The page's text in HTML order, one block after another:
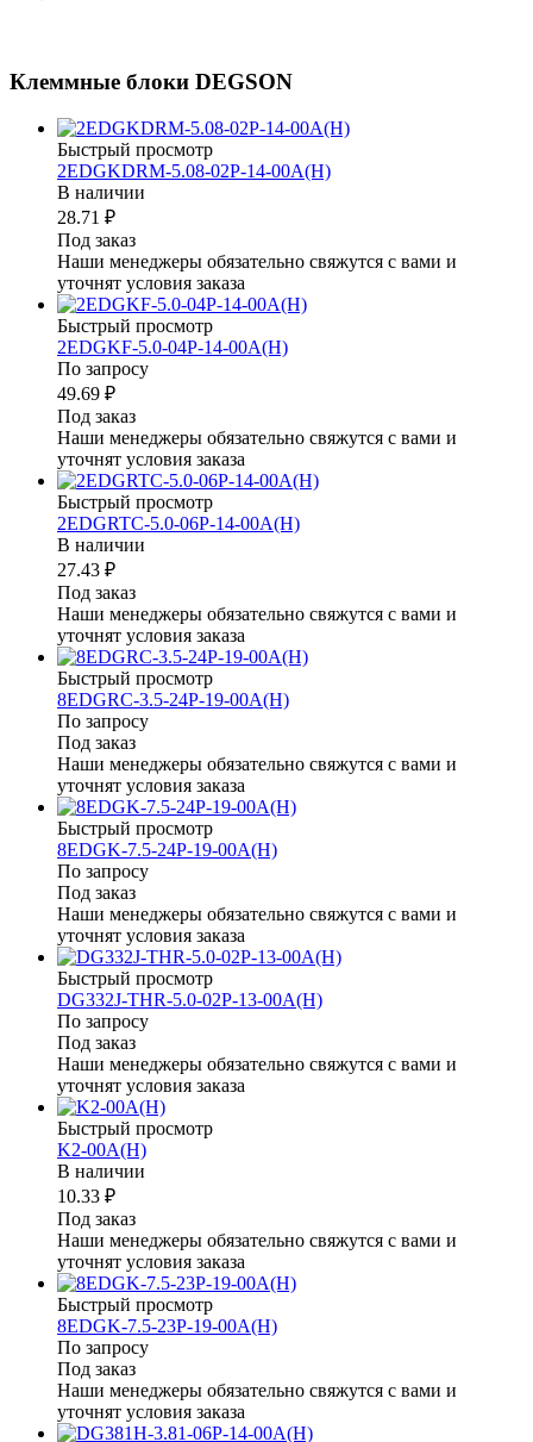
Клеммные блоки DEGSON
Быстрый просмотр
2EDGKDRM-5.08-02P-14-00A(H)
В наличии
28.71 ₽
Под заказ
Наши менеджеры обязательно свяжутся с вами и
уточнят условия заказа
Быстрый просмотр
2EDGKF-5.0-04P-14-00A(H)
По запросу
49.69 ₽
Под заказ
Наши менеджеры обязательно свяжутся с вами и
уточнят условия заказа
Быстрый просмотр
2EDGRTC-5.0-06P-14-00A(H)
В наличии
27.43 ₽
Под заказ
Наши менеджеры обязательно свяжутся с вами и
уточнят условия заказа
Быстрый просмотр
8EDGRC-3.5-24P-19-00A(H)
По запросу
Под заказ
Наши менеджеры обязательно свяжутся с вами и
уточнят условия заказа
Быстрый просмотр
8EDGK-7.5-24P-19-00A(H)
По запросу
Под заказ
Наши менеджеры обязательно свяжутся с вами и
уточнят условия заказа
Быстрый просмотр
DG332J-THR-5.0-02P-13-00A(H)
По запросу
Под заказ
Наши менеджеры обязательно свяжутся с вами и
уточнят условия заказа
Быстрый просмотр
K2-00A(H)
В наличии
10.33 ₽
Под заказ
Наши менеджеры обязательно свяжутся с вами и
уточнят условия заказа
Быстрый просмотр
8EDGK-7.5-23P-19-00A(H)
По запросу
Под заказ
Наши менеджеры обязательно свяжутся с вами и
уточнят условия заказа